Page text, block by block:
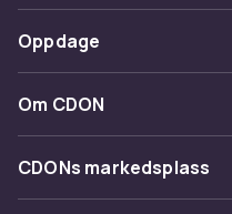
Spor pakke
Angre & returner her
Kontakt oss
Betaling
Levering
Tilbakekallinger
Oppdage
Kategorier
Varemerker
Om CDON
Om oss
Kundeanmeldelser
CDONs markedsplass